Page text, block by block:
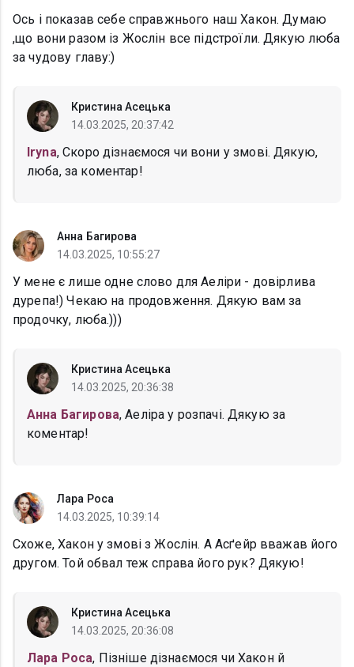
Ось і показав себе справжнього наш Хакон. Думаю
,що вони разом із Жослін все підстроїли. Дякую люба
за чудову главу:)
Кристина Асецька
14.03.2025, 20:37:42
Iryna, Скоро дізнаємося чи вони у змові. Дякую,
люба, за коментар!
Анна Багирова
14.03.2025, 10:55:27
У мене є лише одне слово для Аеліри - довірлива
дурепа!) Чекаю на продовження. Дякую вам за
продочку, люба.)))
Кристина Асецька
14.03.2025, 20:36:38
Анна Багирова, Аеліра у розпачі. Дякую за
коментар!
Лара Роса
14.03.2025, 10:39:14
Схоже, Хакон у змові з Жослін. А Асґейр вважав його
другом. Той обвал теж справа його рук? Дякую!
Кристина Асецька
14.03.2025, 20:36:08
Лара Роса, Пізніше дізнаємося чи Хакон й